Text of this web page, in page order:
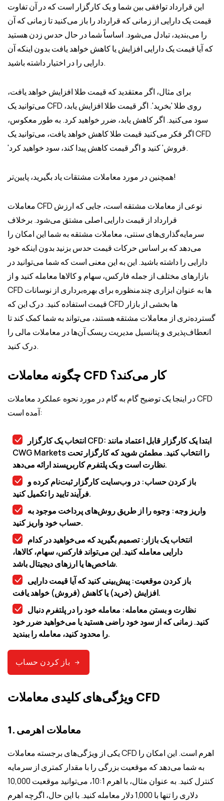
این قرارداد توافقی بین شما و یک کارگزار است که در آن تفاوت
قیمت یک دارایی از زمانی که قرارداد را باز می‌کنید تا زمانی که آن
را می‌بندید، تبادل می‌شود. اساساً شما در حال حدس زدن هستید
که آیا قیمت یک دارایی افزایش یا کاهش خواهد یافت بدون اینکه آن
دارایی را در اختیار داشته باشید.
برای مثال، اگر معتقدید که قیمت طلا افزایش خواهد یافت،
می‌توانید یک CFD روی طلا 'بخرید'. اگر قیمت طلا افزایش یابد،
سود می‌کنید. اگر کاهش یابد، ضرر خواهید کرد. به طور معکوس،
اگر فکر می‌کنید قیمت طلا کاهش خواهد یافت، می‌توانید یک CFD
'فروش' کنید و اگر قیمت کاهش پیدا کند، سود خواهید کرد.
همچنین در مورد معاملات مشتقات یاد بگیرید، پایین‌تر!
معاملات CFD نوعی از معاملات مشتقه است، جایی که ارزش
قرارداد از قیمت دارایی اصلی مشتق می‌شود. برخلاف
سرمایه‌گذاری‌های سنتی، معاملات مشتقه به شما این امکان را
می‌دهد که بر اساس حرکات قیمت حدس بزنید بدون اینکه خود
دارایی را داشته باشید. این به این معنی است که شما می‌توانید در
بازارهای مختلف از جمله فارکس، سهام و کالاها معامله کنید و از
CFD ها به عنوان ابزاری چندمنظوره برای بهره‌برداری از نوسانات
قیمت استفاده کنید. درک این که CFD ها بخشی از بازار
گسترده‌تری از معاملات مشتقه هستند، می‌تواند به شما کمک کند تا
انعطاف‌پذیری و پتانسیل مدیریت ریسک آن‌ها در معاملات مالی را
درک کنید.
چگونه معاملات CFD کار می‌کند؟
در اینجا یک توضیح گام به گام در مورد نحوه عملکرد معاملات CFD
آمده است:
انتخاب یک کارگزار CFD: ابتدا یک کارگزار قابل اعتماد مانند
CWG Markets را انتخاب کنید. مطمئن شوید که کارگزار تحت
نظارت است و یک پلتفرم کاربرپسند ارائه می‌دهد.
باز کردن حساب: در وب‌سایت کارگزار ثبت‌نام کرده و
فرآیند تایید را تکمیل کنید.
واریز وجه: وجوه را از طریق روش‌های پرداخت موجود به
حساب خود واریز کنید.
انتخاب یک بازار: تصمیم بگیرید که می‌خواهید در کدام
دارایی معامله کنید. این می‌تواند فارکس، سهام، کالاها،
شاخص‌ها یا ارزهای دیجیتال باشد.
باز کردن موقعیت: پیش‌بینی کنید که آیا قیمت دارایی
افزایش (خرید) یا کاهش (فروش) خواهد یافت.
نظارت و بستن معامله: معامله خود را در پلتفرم دنبال
کنید. زمانی که از سود خود راضی هستید یا می‌خواهید ضرر خود
را محدود کنید، معامله را ببندید.
باز کردن حساب
ویژگی‌های کلیدی معاملات CFD
1. معاملات اهرمی
یکی از ویژگی‌های برجسته معاملات CFD اهرم است. این امکان را
به شما می‌دهد که موقعیت بزرگی را با مقدار کمتری از سرمایه
کنترل کنید. به عنوان مثال، با اهرم 10:1، می‌توانید موقعیت 10,000
دلاری را تنها با 1,000 دلار معامله کنید. با این حال، اگرچه اهرم